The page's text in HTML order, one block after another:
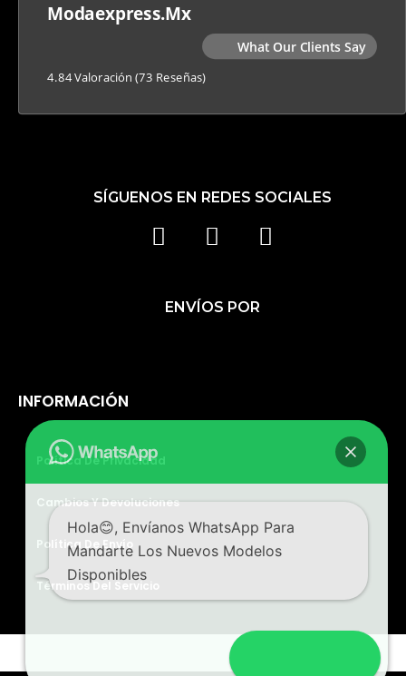
INFORMACIÓN
Política De Privacidad
Cambios Y Devoluciones
Política De Envío
Términos Del Servicio
SÍGUENOS EN REDES SOCIALES
F
C
E
K
I
S
T
A
T
ENVÍOS POR
Modaexpress.mx
What Our Clients Say
4.84 Valoración (73 Reseñas)
Hola😊, Envíanos WhatsApp Para
Mandarte Los Nuevos Modelos
Disponibles